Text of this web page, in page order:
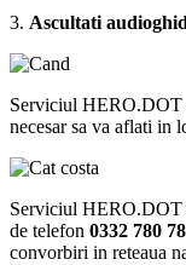
3. Ascultati
Serviciul HERO.DOT
necesar sa va aflati in
Serviciul HERO.DOT
de telefon 0332 780
convorbiri in reteaua